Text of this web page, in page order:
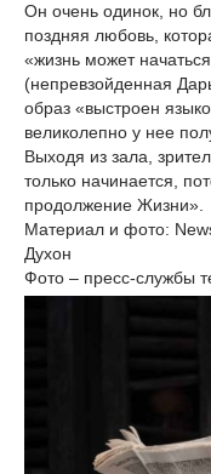
Он очень одинок, но
поздняя любовь,
«жизнь может
(непревзойденная
образ «выстроен
великолепно у нее
Выходя из зала,
только начинается,
продолжение Жизни».
Материал и фото:
Духон
Фото – пресс-службы